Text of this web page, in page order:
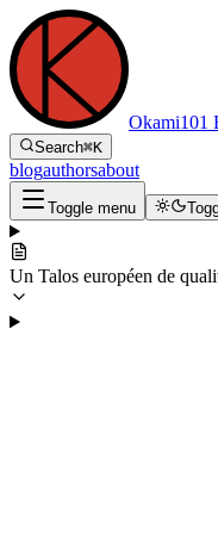
Okami101
Search⌘K
blogauthorsabout
Toggle menu
Un Talos européen de